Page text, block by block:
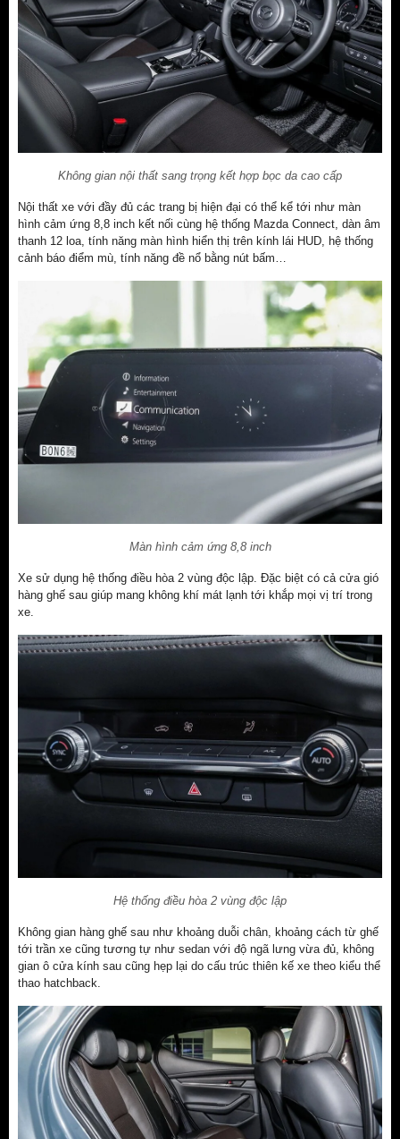
Không gian nội thất sang trọng kết hợp bọc da cao cấp
Nội thất xe với đầy đủ các trang bị hiện đại có thể kể tới như màn
hình cảm ứng 8,8 inch kết nối cùng hệ thống Mazda Connect, dàn âm
thanh 12 loa, tính năng màn hình hiển thị trên kính lái HUD, hệ thống
cảnh báo điểm mù, tính năng đề nổ bằng nút bấm…
Màn hình cảm ứng 8,8 inch
Xe sử dụng hệ thống điều hòa 2 vùng độc lập. Đặc biệt có cả cửa gió
hàng ghế sau giúp mang không khí mát lạnh tới khắp mọi vị trí trong
xe.
Hệ thống điều hòa 2 vùng độc lập
Không gian hàng ghế sau như khoảng duỗi chân, khoảng cách từ ghế
tới trần xe cũng tương tự như sedan với độ ngã lưng vừa đủ, không
gian ô cửa kính sau cũng hẹp lại do cấu trúc thiên kế xe theo kiểu thể
thao hatchback.